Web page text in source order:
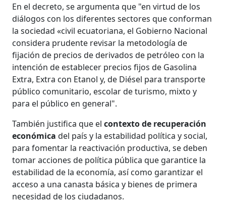
En el decreto, se argumenta que "en virtud de los
diálogos con los diferentes sectores que conforman
la sociedad «civil ecuatoriana, el Gobierno Nacional
considera prudente revisar la metodología de
fijación de precios de derivados de petróleo con la
intención de establecer precios fijos de Gasolina
Extra, Extra con Etanol y, de Diésel para transporte
público comunitario, escolar de turismo, mixto y
para el público en general".
También justifica que elcontexto de recuperación
económicadel país y la estabilidad política y social,
para fomentar la reactivación productiva, se deben
tomar acciones de política pública que garantice la
estabilidad de la economía, así como garantizar el
acceso a una canasta básica y bienes de primera
necesidad de los ciudadanos.